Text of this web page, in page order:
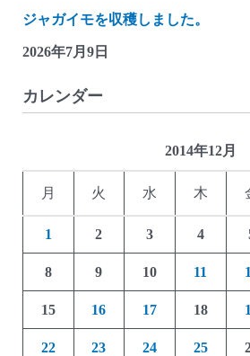
ジャガイモを収穫しました。
2026年7月9日
カレンダー
2014年12月
月 火 水 木
1 2 3 4
8 9 10 11
15 16 17 18
22 23 24 25